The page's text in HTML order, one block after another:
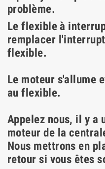
problème.
Le flexible à
remplacer
flexible.
Le moteur s'allume
au flexible.
Appelez nous, il y a
moteur de la
Nous mettrons en
retour si vous êtes